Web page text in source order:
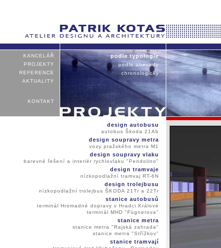
KANCELÁŘ
PROJEKTY
REFERENCE
AKTUALITY
KONTAKT
podle typologie
podle abecedy
chronologicky
design autobusu
autobus Škoda 21Ab
design soupravy metra
vozy pražského metra M1
design soupravy vlaku
barevné řešení a interiér rychlovlaku "Pendolino"
design tramvaje
nízkopodlažní tramvaj RT-6N
design trolejbusu
nízkopodlažní trolejbus ŠKODA 21Tr a 22Tr
stanice autobusů
terminál Hromadné dopravy v Hradci Králové
terminál MHD "Fügnerova"
stanice metra
stanice metra "Rajská zahrada"
stanice metra "Střížkov"
stanice tramvají